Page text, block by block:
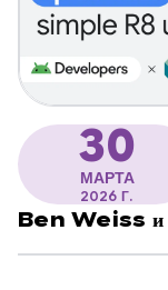
30
МАРТА
2026 Г.
Ben Weiss и